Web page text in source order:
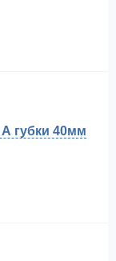
губки 40мм